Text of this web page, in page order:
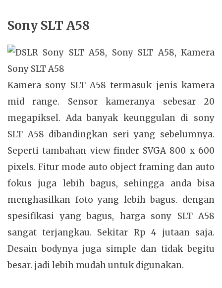
Sony SLT A58
Kamera sony SLT A58 termasuk jenis kamera
mid range. Sensor kameranya sebesar 20
megapiksel. Ada banyak keunggulan di sony
SLT A58 dibandingkan seri yang sebelumnya.
Seperti tambahan view finder SVGA 800 x 600
pixels. Fitur mode auto object framing dan auto
fokus juga lebih bagus, sehingga anda bisa
menghasilkan foto yang lebih bagus. dengan
spesifikasi yang bagus, harga sony SLT A58
sangat terjangkau. Sekitar Rp 4 jutaan saja.
Desain bodynya juga simple dan tidak begitu
besar. jadi lebih mudah untuk digunakan.